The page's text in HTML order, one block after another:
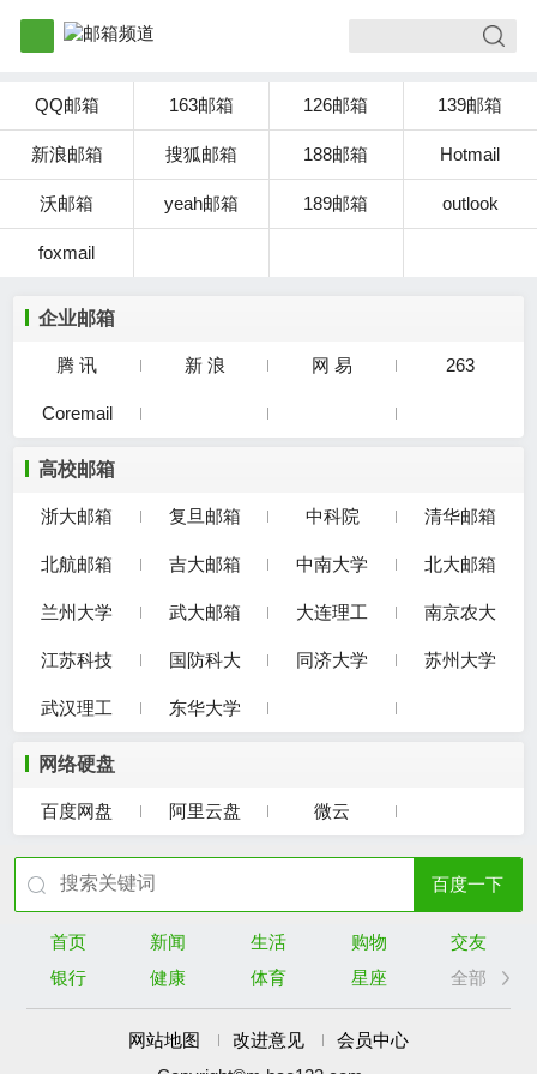
QQ邮箱 163邮箱 126邮箱 139邮箱
新浪邮箱 搜狐邮箱 188邮箱 Hotmail
沃邮箱 yeah邮箱 189邮箱 outlook
foxmail
企业邮箱
腾 讯 新 浪 网 易 263
Coremail
高校邮箱
浙大邮箱 复旦邮箱 中科院 清华邮箱
北航邮箱 吉大邮箱 中南大学 北大邮箱
兰州大学 武大邮箱 大连理工 南京农大
江苏科技 国防科大 同济大学 苏州大学
武汉理工 东华大学
网络硬盘
百度网盘 阿里云盘 微云
百度一下
首页 新闻 生活 购物
交友
银行
健康 体育 星座 全部
网站地图 改进意见
会员中心